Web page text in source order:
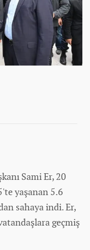
Sami Er, 20
yaşanan 5.6
sahaya indi. Er,
geçmiş